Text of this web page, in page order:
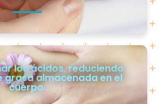
los ácidos, reduciendo
grasa almacenada en el
cuerpo.